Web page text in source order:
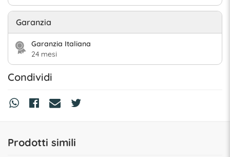
Garanzia
Garanzia Italiana
24 mesi
Condividi
Prodotti simili